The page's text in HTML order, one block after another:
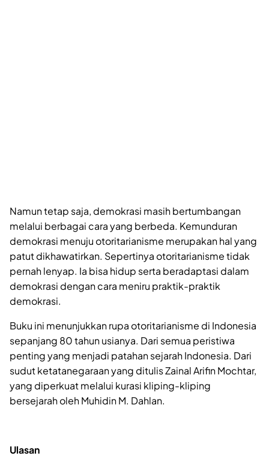
Namun tetap saja, demokrasi masih bertumbangan
melalui berbagai cara yang berbeda. Kemunduran
demokrasi menuju otoritarianisme merupakan hal yang
patut dikhawatirkan. Sepertinya otoritarianisme tidak
pernah lenyap. Ia bisa hidup serta beradaptasi dalam
demokrasi dengan cara meniru praktik-praktik
demokrasi.
Buku ini menunjukkan rupa otoritarianisme di Indonesia
sepanjang 80 tahun usianya. Dari semua peristiwa
penting yang menjadi patahan sejarah Indonesia. Dari
sudut ketatanegaraan yang ditulis Zainal Arifin Mochtar,
yang diperkuat melalui kurasi kliping-kliping
bersejarah oleh Muhidin M. Dahlan.
Ulasan